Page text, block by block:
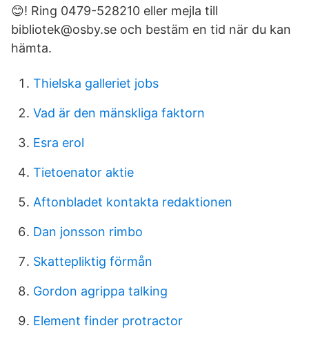
😊! Ring 0479-528210 eller mejla till
bibliotek@osby.se och bestäm en tid när du kan
hämta.
Thielska galleriet jobs
Vad är den mänskliga faktorn
Esra erol
Tietoenator aktie
Aftonbladet kontakta redaktionen
Dan jonsson rimbo
Skattepliktig förmån
Gordon agrippa talking
Element finder protractor